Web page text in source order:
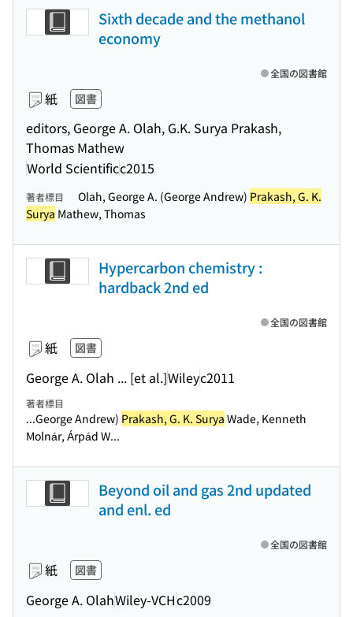
Sixth decade and the methanol
economy
紙 図書
editors, George A. Olah, G.K. Surya Prakash,
Thomas Mathew
World Scientificc2015
全国の図書館
著者標目 Olah, George A. (George Andrew) Prakash, G. K.
Surya Mathew, Thomas
Hypercarbon chemistry :
hardback 2nd ed
紙 図書
George A. Olah ... [et al.]Wileyc2011
全国の図書館
著者標目
...George Andrew) Prakash, G. K. Surya Wade, Kenneth
Molnár, Árpád W...
Beyond oil and gas 2nd updated
and enl. ed
紙 図書
George A. OlahWiley-VCHc2009
全国の図書館